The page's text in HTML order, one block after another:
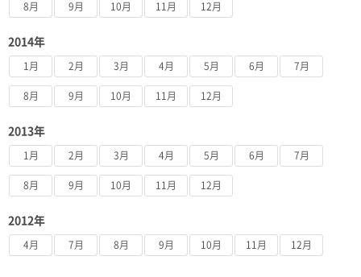
8月 9月 10月 11月 12月
2014年
1月 2月 3月 4月 5月 6月 7月
8月 9月 10月 11月 12月
2013年
1月 2月 3月 4月 5月 6月 7月
8月 9月 10月 11月 12月
2012年
4月 7月 8月 9月 10月 11月 12月